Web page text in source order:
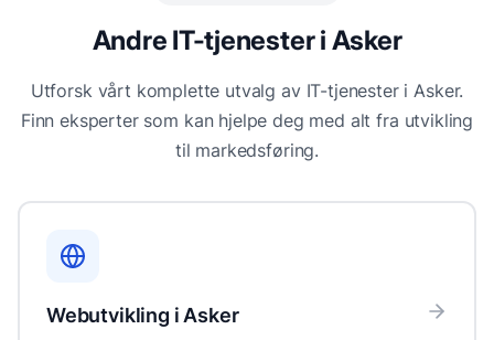
Andre IT-tjenester i Asker
Utforsk vårt komplette utvalg av IT-tjenester i Asker.
Finn eksperter som kan hjelpe deg med alt fra utvikling
til markedsføring.
Webutvikling i Asker